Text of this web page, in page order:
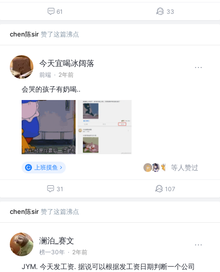
61 33
chen陈sir 赞了这篇沸点
今天宜喝冰阔落
前端 · 2年前
会哭的孩子有奶喝..
上班摸鱼 等人赞过
31 107
chen陈sir 赞了这篇沸点
澜泊_赛文
榜一30年 · 2年前
JYM. 今天发工资. 据说可以根据发工资日期判断一个公司